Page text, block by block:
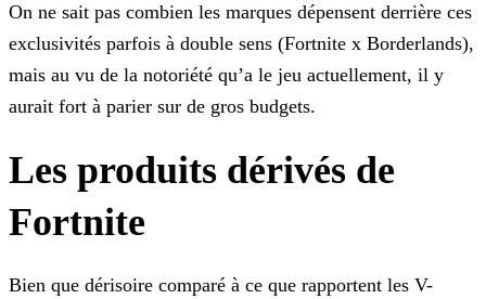
On ne sait pas combien les marques dépensent derrière ces
exclusivités parfois à double sens (Fortnite x Borderlands),
mais au vu de la notoriété qu’a le jeu actuellement, il y
aurait fort à parier sur de gros budgets.
Les produits dérivés de
Fortnite
Bien que dérisoire comparé à ce que rapportent les V-